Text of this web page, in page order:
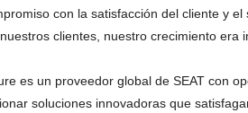
con la satisfacción del cliente y
clientes, nuestro crecimiento era
es un proveedor global de SEAT con
soluciones innovadoras que